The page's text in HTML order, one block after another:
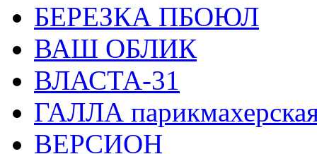
БЕРЕЗКА ПБОЮЛ
ВАШ ОБЛИК
ВЛАСТА-31
ГАЛЛА
ВЕРСИОН